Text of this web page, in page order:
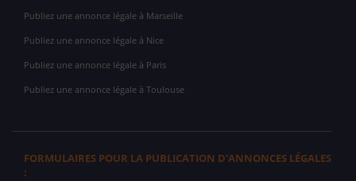
Publiez une annonce légale à Marseille
Publiez une annonce légale à Nice
Publiez une annonce légale à Paris
Publiez une annonce légale à Toulouse
FORMULAIRES POUR LA PUBLICATION D'ANNONCES LÉGALES
: